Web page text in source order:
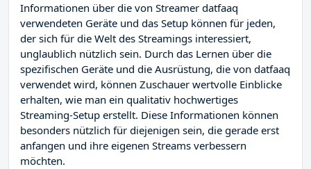
Informationen über die von Streamer datfaaq
verwendeten Geräte und das Setup können für jeden,
der sich für die Welt des Streamings interessiert,
unglaublich nützlich sein. Durch das Lernen über die
spezifischen Geräte und die Ausrüstung, die von datfaaq
verwendet wird, können Zuschauer wertvolle Einblicke
erhalten, wie man ein qualitativ hochwertiges
Streaming-Setup erstellt. Diese Informationen können
besonders nützlich für diejenigen sein, die gerade erst
anfangen und ihre eigenen Streams verbessern
möchten.